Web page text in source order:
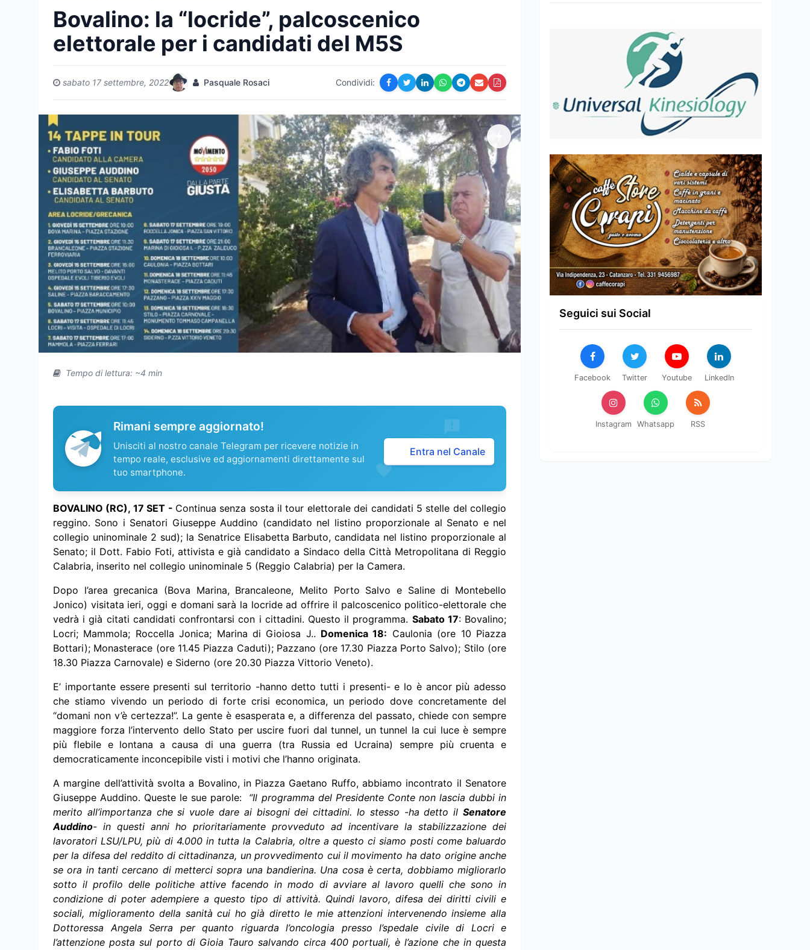
Bovalino: la “locride”, palcoscenico
elettorale per i candidati del M5S
sabato 17 settembre, 2022 Pasquale Rosaci Condividi:
Tempo di lettura: ~4 min
Rimani sempre aggiornato!
Unisciti al nostro canale Telegram per ricevere notizie in
tempo reale, esclusive ed aggiornamenti direttamente sul
tuo smartphone.
Entra nel Canale
BOVALINO (RC), 17 SET - Continua senza sosta il tour elettorale dei candidati 5 stelle del collegio
reggino. Sono i Senatori Giuseppe Auddino (candidato nel listino proporzionale al Senato e nel
collegio uninominale 2 sud); la Senatrice Elisabetta Barbuto, candidata nel listino proporzionale al
Senato; il Dott. Fabio Foti, attivista e già candidato a Sindaco della Città Metropolitana di Reggio
Calabria, inserito nel collegio uninominale 5 (Reggio Calabria) per la Camera.
Dopo l’area grecanica (Bova Marina, Brancaleone, Melito Porto Salvo e Saline di Montebello
Jonico) visitata ieri, oggi e domani sarà la locride ad offrire il palcoscenico politico-elettorale che
vedrà i già citati candidati confrontarsi con i cittadini. Questo il programma. Sabato 17: Bovalino;
Locri; Mammola; Roccella Jonica; Marina di Gioiosa J.. Domenica 18: Caulonia (ore 10 Piazza
Bottari); Monasterace (ore 11.45 Piazza Caduti); Pazzano (ore 17.30 Piazza Porto Salvo); Stilo (ore
18.30 Piazza Carnovale) e Siderno (ore 20.30 Piazza Vittorio Veneto).
E’ importante essere presenti sul territorio -hanno detto tutti i presenti- e lo è ancor più adesso
che stiamo vivendo un periodo di forte crisi economica, un periodo dove concretamente del
“domani non v’è certezza!”. La gente è esasperata e, a differenza del passato, chiede con sempre
maggiore forza l’intervento dello Stato per uscire fuori dal tunnel, un tunnel la cui luce è sempre
più flebile e lontana a causa di una guerra (tra Russia ed Ucraina) sempre più cruenta e
democraticamente inconcepibile visti i motivi che l’hanno originata.
A margine dell’attività svolta a Bovalino, in Piazza Gaetano Ruffo, abbiamo incontrato il Senatore
Giuseppe Auddino. Queste le sue parole:
“Il programma del Presidente Conte non lascia dubbi in
merito all’importanza che si vuole dare ai bisogni dei cittadini. Io stesso -ha detto il Senatore
Auddino- in questi anni ho prioritariamente provveduto ad incentivare la stabilizzazione dei
lavoratori LSU/LPU, più di 4.000 in tutta la Calabria, oltre a questo ci siamo posti come baluardo
per la difesa del reddito di cittadinanza, un provvedimento cui il movimento ha dato origine anche
se ora in tanti cercano di metterci sopra una bandierina. Una cosa è certa, dobbiamo migliorarlo
sotto il profilo delle politiche attive facendo in modo di avviare al lavoro quelli che sono in
condizione di poter adempiere a questo tipo di attività. Quindi lavoro, difesa dei diritti civili e
sociali, miglioramento della sanità cui ho già diretto le mie attenzioni intervenendo insieme alla
Dottoressa Angela Serra per quanto riguarda l’oncologia presso l’spedale civile di Locri e
l’attenzione posta sul porto di Gioia Tauro salvando circa 400 portuali, è l’azione che in questa
Seguici sui Social
Facebook Twitter Youtube LinkedIn
Instagram Whatsapp RSS